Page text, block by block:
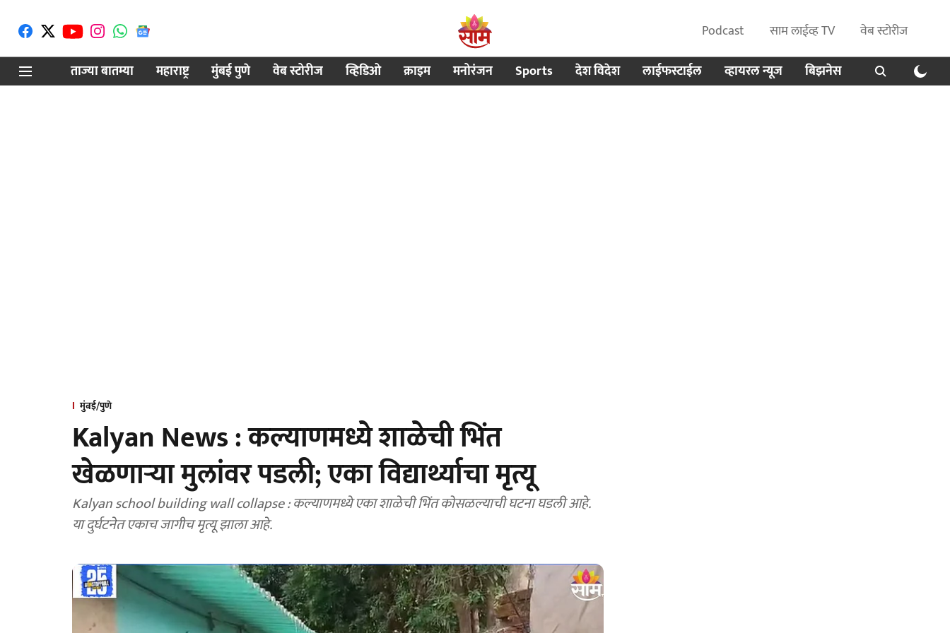
Podcast साम लाईव्ह TV
वेब स्टोरीज
ताज्या बातम्या
महाराष्ट्र मुंबई पुणे वेब स्टोरीज व्हिडिओ क्राइम मनोरंजन Sports देश विदेश लाईफस्टाईल व्हायरल न्यूज बिझनेस
मुंबई/पुणे
Kalyan News : कल्याणमध्ये शाळेची भिंत
खेळणाऱ्या मुलांवर पडली; एका विद्यार्थ्याचा मृत्यू
Kalyan school building wall collapse : कल्याणमध्ये एका शाळेची भिंत कोसळल्याची घटना घडली आहे.
या दुर्घटनेत एकाच जागीच मृत्यू झाला आहे.